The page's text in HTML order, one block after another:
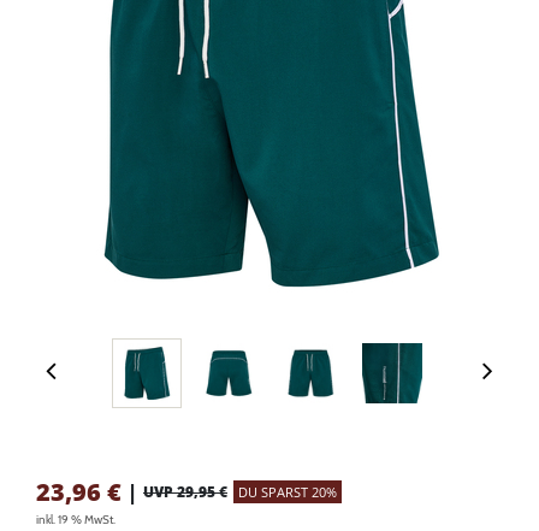
23,96 € | UVP 29,95 € DU SPARST 20%
inkl. 19 % MwSt.